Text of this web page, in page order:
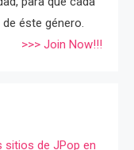
éste género.
>>> Join Now!!!